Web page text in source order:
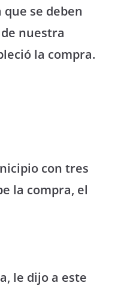
se deben
nuestra
la compra.
con tres
la compra, el
le dijo a este